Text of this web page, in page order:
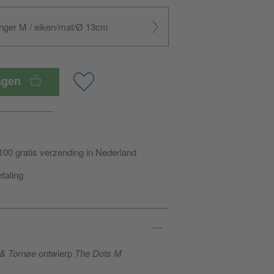
M / eiken/mat/Ø 13cm
gratis verzending in Nederland
Tornøe ontwierp The Dots M